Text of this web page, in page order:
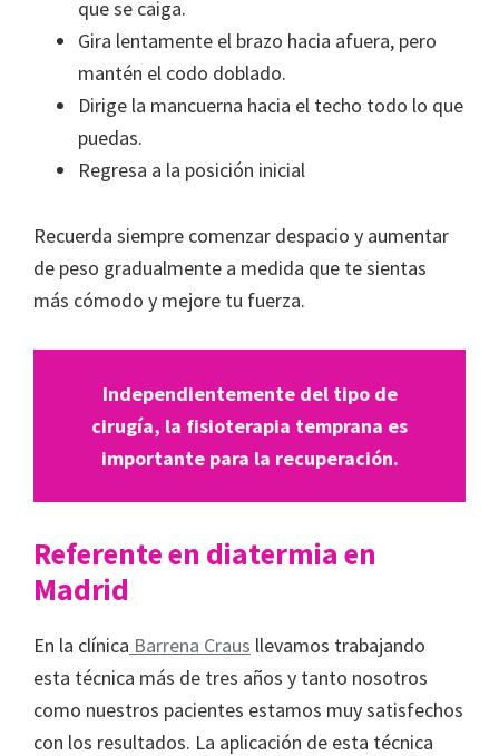
que se caiga.
Gira lentamente el brazo hacia afuera, pero
mantén el codo doblado.
Dirige la mancuerna hacia el techo todo lo que
puedas.
Regresa a la posición inicial
Recuerda siempre comenzar despacio y aumentar
de peso gradualmente a medida que te sientas
más cómodo y mejore tu fuerza.
Independientemente del tipo de
cirugía, la fisioterapia temprana es
importante para la recuperación.
Referente en diatermia en
Madrid
En la clínica Barrena Craus llevamos trabajando
esta técnica más de tres años y tanto nosotros
como nuestros pacientes estamos muy satisfechos
con los resultados. La aplicación de esta técnica